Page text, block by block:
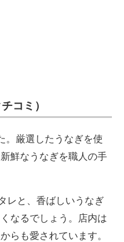
コミ）
厳選したうなぎを使
鮮なうなぎを職人の手
レと、香ばしいうなぎ
なるでしょう。店内は
らも愛されています。